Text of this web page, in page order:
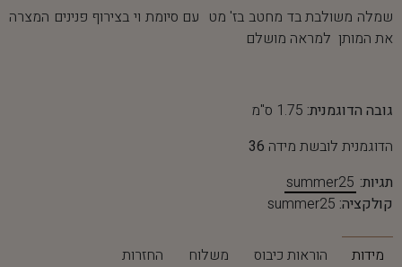
שמלה משולבת בד מחטב בז' מט עם סיומת וי בצירוף פנינים המצרה
את המותן למראה מושלם
גובה הדוגמנית: 1.75 ס"מ
הדוגמנית לובשת מידה 36
תגיות: summer25
קולקציה: summer25
מידות הוראות כיבוס משלוח החזרות